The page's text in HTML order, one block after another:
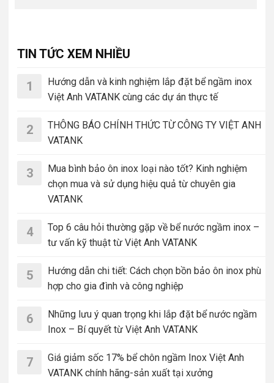
TIN TỨC XEM NHIỀU
1
Hướng dẫn và kinh nghiệm lắp đặt bể ngầm inox
Việt Anh VATANK cùng các dự án thực tế
2
THÔNG BÁO CHÍNH THỨC TỪ CÔNG TY VIỆT ANH
VATANK
3
Mua bình bảo ôn inox loại nào tốt? Kinh nghiệm
chọn mua và sử dụng hiệu quả từ chuyên gia
VATANK
4
Top 6 câu hỏi thường gặp về bể nước ngầm inox –
tư vấn kỹ thuật từ Việt Anh VATANK
5
Hướng dẫn chi tiết: Cách chọn bồn bảo ôn inox phù
hợp cho gia đình và công nghiệp
6
Những lưu ý quan trọng khi lắp đặt bể nước ngầm
Inox – Bí quyết từ Việt Anh VATANK
7
Giá giảm sốc 17% bể chôn ngầm Inox Việt Anh
VATANK chính hãng-sản xuất tại xưởng